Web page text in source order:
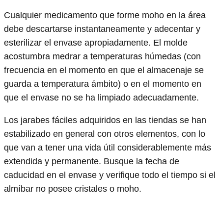
Cualquier medicamento que forme moho en la área
debe descartarse instantaneamente y adecentar y
esterilizar el envase apropiadamente. El molde
acostumbra medrar a temperaturas húmedas (con
frecuencia en el momento en que el almacenaje se
guarda a temperatura ámbito) o en el momento en
que el envase no se ha limpiado adecuadamente.
Los jarabes fáciles adquiridos en las tiendas se han
estabilizado en general con otros elementos, con lo
que van a tener una vida útil considerablemente más
extendida y permanente. Busque la fecha de
caducidad en el envase y verifique todo el tiempo si el
almíbar no posee cristales o moho.